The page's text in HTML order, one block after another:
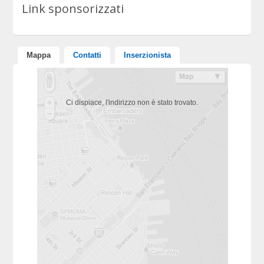
Link sponsorizzati
Mappa Contatti Inserzionista
Ci dispiace, l'indirizzo non è stato trovato.